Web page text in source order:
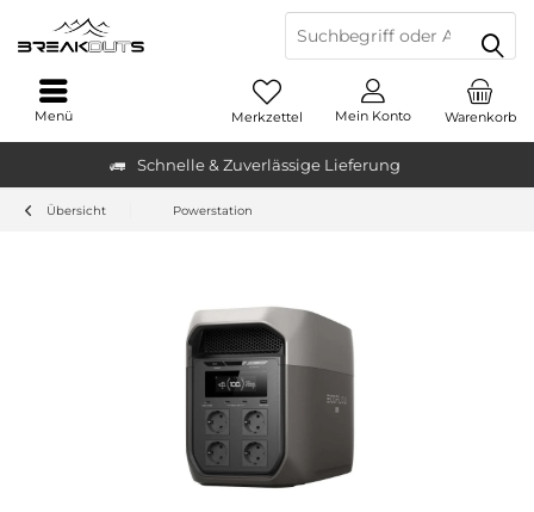
Schnelle & Zuverlässige Lieferung
Warenkorb
Merkzettel Mein Konto
Menü
Übersicht Powerstation